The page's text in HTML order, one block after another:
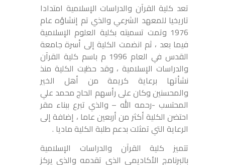
تعد كلية القرآن والدراسات الإسلامية امتدادا
تاريخيا للمعهد الشرعي والذي تم إنشاؤه عام
1976 وتمت تسميته بكلية العلوم الإسلامية
فيما بعد ، ثم انضمت الكلية إلى أسرة جامعة
القدس في العام 1996 م باسم كلية القرآن
والدراسات الإسلامية ، وقد حظيت الكلية منذ
نشأتها برعاية كريمة من أهل الخير
والمحسنين وكان على رأسهم الحاج محمد علي
المحتسب -رحمه الله – والذي تبرع ببناء مقر
احتضن الكلية أكثر من أربعين عاما ، إضافة إلى
الرعاية التي تمثلت بدعم طلبة الكلية ماديا .
تتميز كلية القرآن والدراسات الإسلامية
بالبرنامج الأكاديمي الذي تقدمه والذي يركز